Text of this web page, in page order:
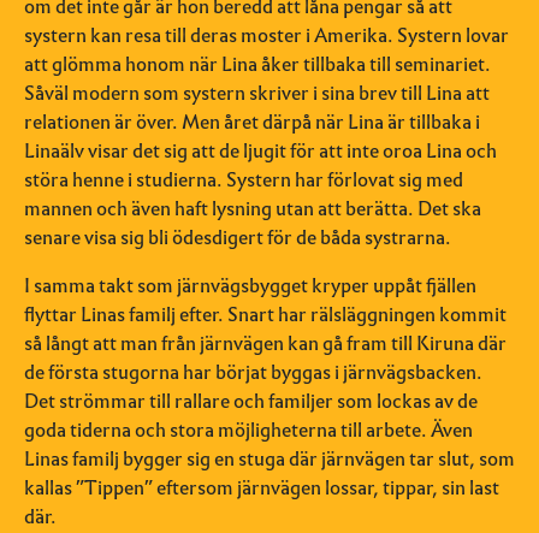
om det inte går är hon beredd att låna pengar så att
systern kan resa till deras moster i Amerika. Systern lovar
att glömma honom när Lina åker tillbaka till seminariet.
Såväl modern som systern skriver i sina brev till Lina att
relationen är över. Men året därpå när Lina är tillbaka i
Linaälv visar det sig att de ljugit för att inte oroa Lina och
störa henne i studierna. Systern har förlovat sig med
mannen och även haft lysning utan att berätta. Det ska
senare visa sig bli ödesdigert för de båda systrarna.
I samma takt som järnvägsbygget kryper uppåt fjällen
flyttar Linas familj efter. Snart har rälsläggningen kommit
så långt att man från järnvägen kan gå fram till Kiruna där
de första stugorna har börjat byggas i järnvägsbacken.
Det strömmar till rallare och familjer som lockas av de
goda tiderna och stora möjligheterna till arbete. Även
Linas familj bygger sig en stuga där järnvägen tar slut, som
kallas ”Tippen” eftersom järnvägen lossar, tippar, sin last
där.